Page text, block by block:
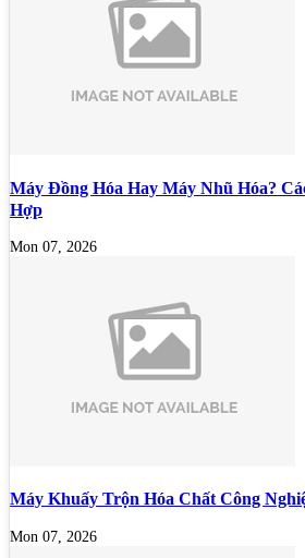
Máy Đồng Hóa Hay Máy Nhũ Hóa?
Hợp
Mon 07, 2026
Máy Khuấy Trộn Hóa Chất Công
Mon 07, 2026